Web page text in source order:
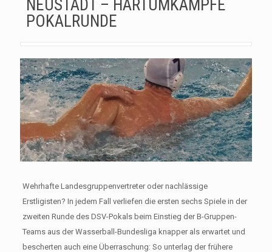
NEUSTADT – HARTUMKÄMPFE
POKALRUNDE
Wehrhafte Landesgruppenvertreter oder nachlässige
Erstligisten? In jedem Fall verliefen die ersten sechs Spiele in der
zweiten Runde des DSV-Pokals beim Einstieg der B-Gruppen-
Teams aus der Wasserball-Bundesliga knapper als erwartet und
bescherten auch eine Überraschung: So unterlag der frühere